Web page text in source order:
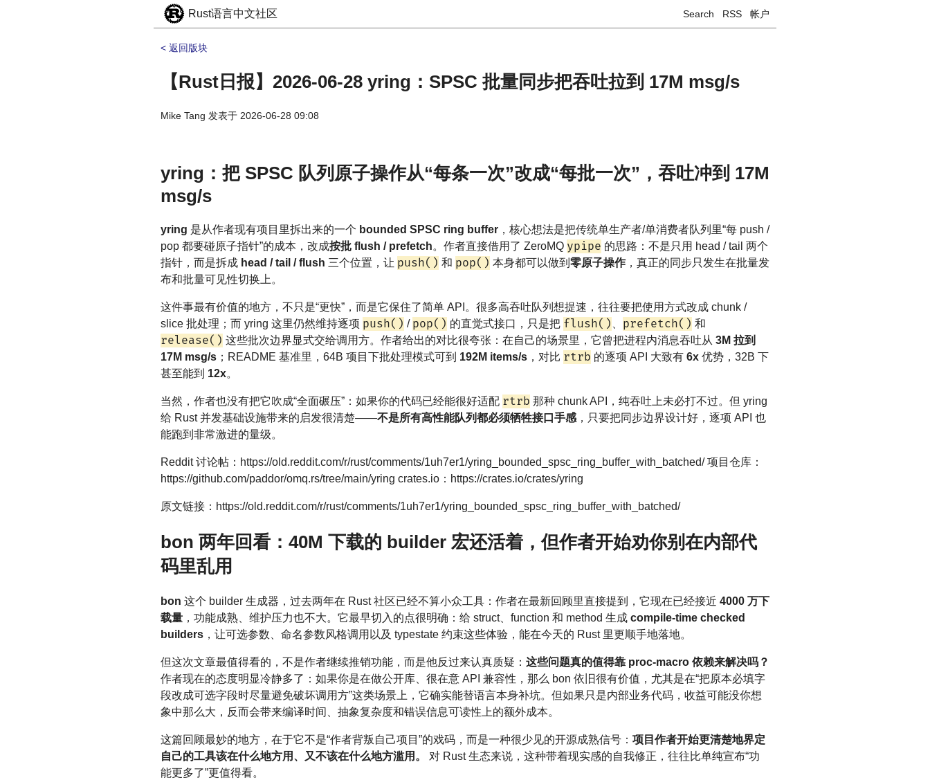
Rust语言中文社区 Search RSS 帐户
< 返回版块
【Rust日报】2026-06-28 yring：SPSC 批量同步把吞吐拉到 17M msg/s
Mike Tang 发表于 2026-06-28 09:08
yring：把 SPSC 队列原子操作从“每条一次”改成“每批一次”，吞吐冲到 17M
msg/s
yring 是从作者现有项目里拆出来的一个 bounded SPSC ring buffer ，核心想法是把传统单生产者/单消费者队列里“每 push /
pop 都要碰原子指针”的成本，改成按批 flush / prefetch。作者直接借用了 ZeroMQ ypipe 的思路：不是只用 head / tail 两个
指针，而是拆成 head / tail / flush 三个位置，让 push() 和 pop() 本身都可以做到 零原子操作，真正的同步只发生在批量发
布和批量可见性切换上。
这件事最有价值的地方，不只是“更快”，而是它保住了简单 API。很多高吞吐队列想提速，往往要把使用方式改成 chunk /
slice 批处理；而 yring 这里仍然维持逐项 push() / pop() 的直觉式接口，只是把 flush() prefetch() 和
release() 这些批次边界显式交给调用方。作者给出的对比很夸张：在自己的场景里，它曾把进程内消息吞吐从 3M 拉到
17M msg/s ；README 基准里，64B 项目下批处理模式可到 192M items/s ，对比 rtrb 的逐项 API 大致有 6x 优势，32B 下
甚至能到 12x。
当然，作者也没有把它吹成“全面碾压”：如果你的代码已经能很好适配 rtrb 那种 chunk API，纯吞吐上未必打不过。但 yring
给 Rust 并发基础设施带来的启发很清楚——不是所有高性能队列都必须牺牲接口手感 ，只要把同步边界设计好，逐项 API 也
能跑到非常激进的量级。
Reddit 讨论帖：https://old.reddit.com/r/rust/comments/1uh7er1/yring_bounded_spsc_ring_buffer_with_batched/ 项目仓库：
https://github.com/paddor/omq.rs/tree/main/yring crates.io：https://crates.io/crates/yring
原文链接：https://old.reddit.com/r/rust/comments/1uh7er1/yring_bounded_spsc_ring_buffer_with_batched/
bon 两年回看：40M 下载的 builder 宏还活着，但作者开始劝你别在内部代
码里乱用
bon 这个 builder 生成器，过去两年在 Rust 社区已经不算小众工具：作者在最新回顾里直接提到，它现在已经接近 4000 万下
载量 ，功能成熟、维护压力也不大。它最早切入的点很明确：给 struct、function 和 method 生成 compile-time checked
builders ，让可选参数、命名参数风格调用以及 typestate 约束这些体验，能在今天的 Rust 里更顺手地落地。
但这次文章最值得看的，不是作者继续推销功能，而是他反过来认真质疑： 这些问题真的值得靠 proc-macro 依赖来解决吗？
作者现在的态度明显冷静多了：如果你是在做公开库、很在意 API 兼容性，那么 bon 依旧很有价值，尤其是在“把原本必填字
段改成可选字段时尽量避免破坏调用方”这类场景上，它确实能替语言本身补坑。但如果只是内部业务代码，收益可能没你想
象中那么大，反而会带来编译时间、抽象复杂度和错误信息可读性上的额外成本。
这篇回顾最妙的地方，在于它不是“作者背叛自己项目”的戏码，而是一种很少见的开源成熟信号： 项目作者开始更清楚地界定
自己的工具该在什么地方用、又不该在什么地方滥用。
对 Rust 生态来说，这种带着现实感的自我修正，往往比单纯宣布“功
能更多了”更值得看。